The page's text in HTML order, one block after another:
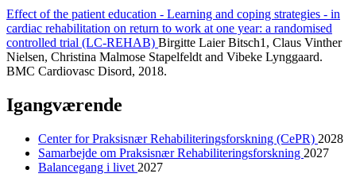
Effect of the patient education - Learning and coping strategies - in
cardiac rehabilitation on return to work at one year: a randomised
controlled trial (LC-REHAB) Birgitte Laier Bitsch1, Claus Vinther
Nielsen, Christina Malmose Stapelfeldt and Vibeke Lynggaard.
BMC Cardiovasc Disord, 2018.
Igangværende
Center for Praksisnær Rehabiliteringsforskning (CePR) 2028
Samarbejde om Praksisnær Rehabiliteringsforskning 2027
Balancegang i livet 2027